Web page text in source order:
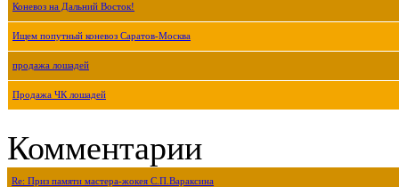
Коневоз на Дальний Восток!
Ищем попутный коневоз Саратов-Москва
продажа лошадей
Продажа ЧК лошадей
Комментарии
Re: Приз памяти мастера-жокея С.П.Вараксина